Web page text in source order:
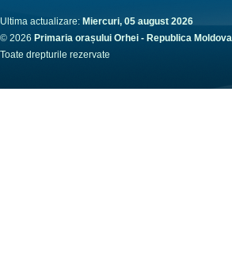
Ultima actualizare: Miercuri, 05 august 2026
© 2026 Primaria orașului Orhei - Republica Moldova
Toate drepturile rezervate